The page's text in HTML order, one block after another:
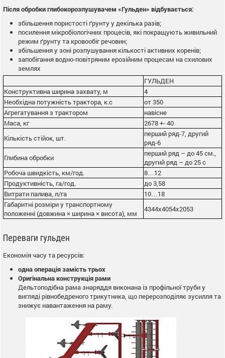
Після обробки глибокорозпушувачем «Гульден» відбувається:
збільшення пористості ґрунту у декілька разів;
посилення мікробіологічних процесів, які покращують живильний
режим ґрунту та кровообіг речовин;
збільшення у зоні розпушування кількості активних коренів;
запобігання водно-повітряним ерозійним процесам на схилових
землях
ГУЛЬДЕН
Конструктивна ширина захвату, м
4
Необхідна потужність трактора, к.с
от 350
Агрегатування з трактором
навісне
Маса, кг
2678 +- 40
Кількість стійок, шт.
перший ряд-7, другий
ряд-6
Глибина обробки
перший ряд – до 45 см.,
другий ряд – до 25 с
Робоча швидкість, км/год.
8…12
Продуктивність, га/год.
до 3,58
Витрати палива, л/га
10…18
Габаритні розміри у транспортному
положенні (довжина × ширина × висота), мм
4344х4054х2053
Переваги гульден
Економія часу та ресурсів:
одна операція замість трьох
Оригінальна конструкція рами
Дельтоподібна рама знаряддя виконана із профільної труби у
вигляді рівнобедреного трикутника, що перерозподіляє зусилля та
знижує навантаження на раму.